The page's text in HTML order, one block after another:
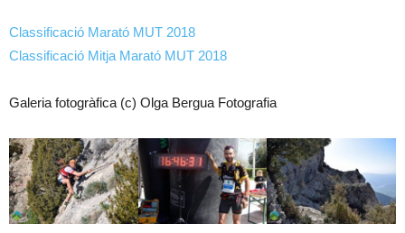
Classificació Marató MUT 2018
Classificació Mitja Marató MUT 2018
Galeria fotogràfica (c) Olga Bergua Fotografia